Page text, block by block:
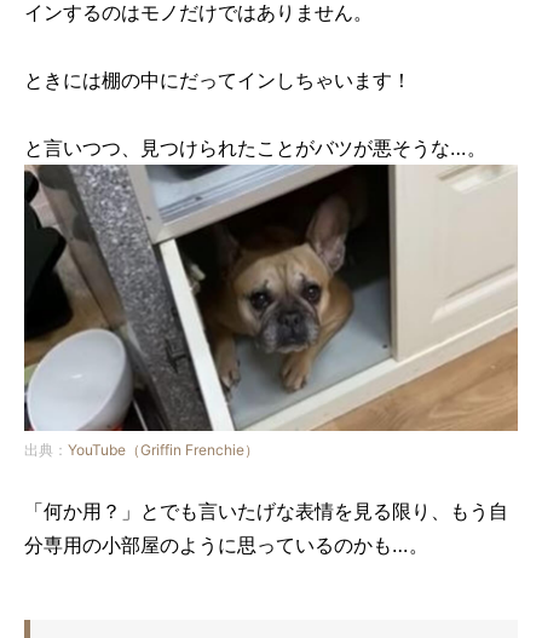
インするのはモノだけではありません。
ときには棚の中にだってインしちゃいます！
と言いつつ、見つけられたことがバツが悪そうな…。
出典： YouTube（Griffin Frenchie）
「何か用？」とでも言いたげな表情を見る限り、もう自
分専用の小部屋のように思っているのかも…。